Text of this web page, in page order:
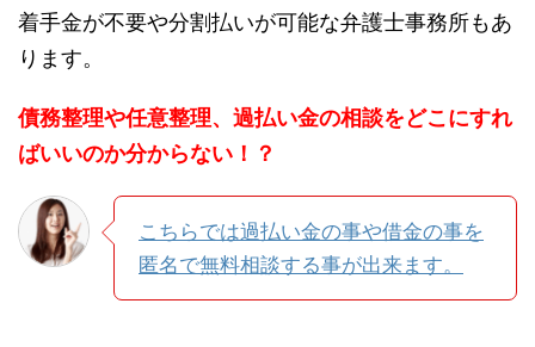
着手金が不要や分割払いが可能な弁護士事務所もあ
ります。
債務整理や任意整理、過払い金の相談をどこにすれ
ばいいのか分からない！？
こちらでは過払い金の事や借金の事を
匿名で無料相談する事が出来ます。